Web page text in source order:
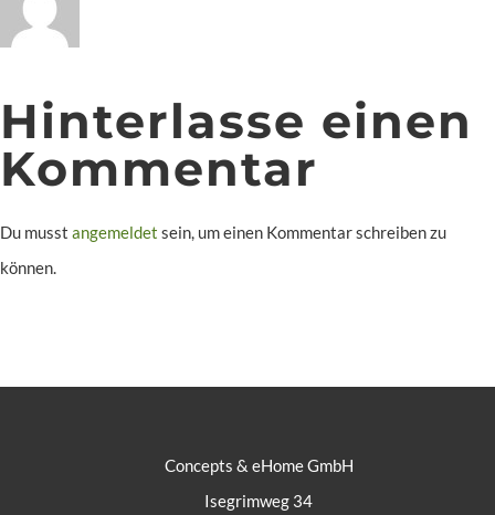
Hinterlasse einen
Kommentar
Du musst angemeldet sein, um einen Kommentar schreiben zu
können.
Concepts & eHome GmbH
Isegrimweg 34